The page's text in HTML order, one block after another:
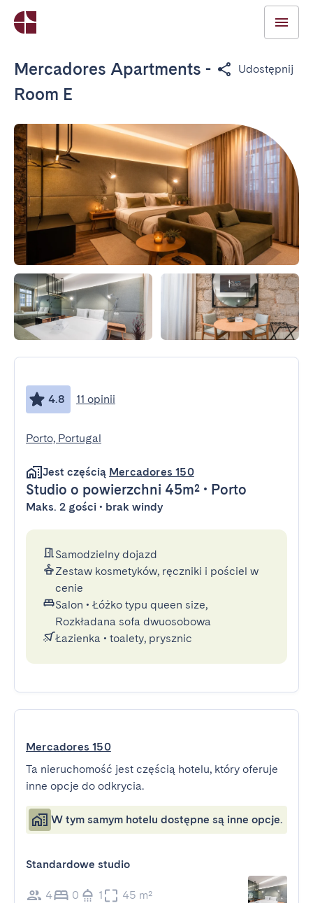
Mercadores Apartments -
Room E
Udostępnij
4.8 11 opinii
Porto, Portugal
Jest częścią Mercadores 150
Studio o powierzchni 45m² • Porto
Maks. 2 gości • brak windy
Samodzielny dojazd
Zestaw kosmetyków, ręczniki i pościel w
cenie
Salon • Łóżko typu queen size,
Rozkładana sofa dwuosobowa
Łazienka • toalety, prysznic
Mercadores 150
Ta nieruchomość jest częścią hotelu, który oferuje
inne opcje do odkrycia.
W tym samym hotelu dostępne są inne opcje.
Standardowe studio
4 0 1 45 m²